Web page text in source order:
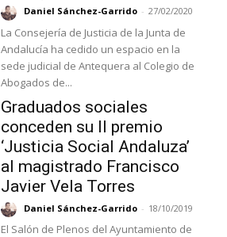
Daniel Sánchez-Garrido - 27/02/2020
La Consejería de Justicia de la Junta de
Andalucía ha cedido un espacio en la
sede judicial de Antequera al Colegio de
Abogados de...
Graduados sociales
conceden su II premio
‘Justicia Social Andaluza’
al magistrado Francisco
Javier Vela Torres
Daniel Sánchez-Garrido - 18/10/2019
El Salón de Plenos del Ayuntamiento de